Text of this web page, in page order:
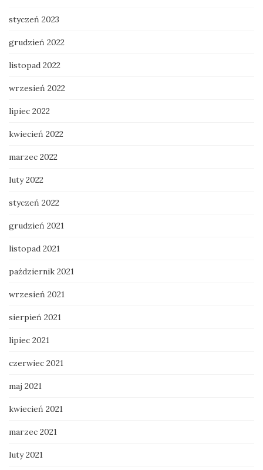
styczeń 2023
grudzień 2022
listopad 2022
wrzesień 2022
lipiec 2022
kwiecień 2022
marzec 2022
luty 2022
styczeń 2022
grudzień 2021
listopad 2021
październik 2021
wrzesień 2021
sierpień 2021
lipiec 2021
czerwiec 2021
maj 2021
kwiecień 2021
marzec 2021
luty 2021